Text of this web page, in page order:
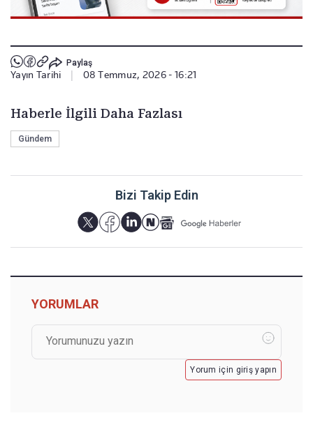
Paylaş
Yayın Tarihi 08 Temmuz, 2026 - 16:21
Haberle İlgili Daha Fazlası
Gündem
Bizi Takip Edin
YORUMLAR
Yorum için giriş yapın